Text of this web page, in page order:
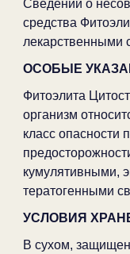
Сведений о
средства
лекарственными
ОСОБЫЕ
Фитоэлита
организм
класс
кумулятивными,
тератогенными
УСЛОВИЯ
В сухом,